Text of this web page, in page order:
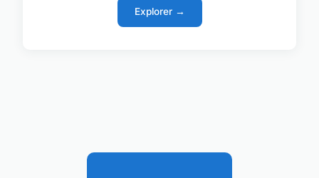
Explorer →